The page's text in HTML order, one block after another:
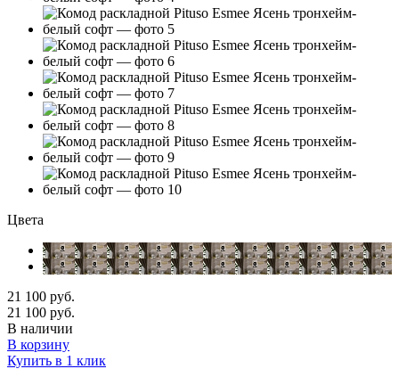
Цвета
21 100 руб.
21 100 руб.
В наличии
В корзину
Купить в 1 клик